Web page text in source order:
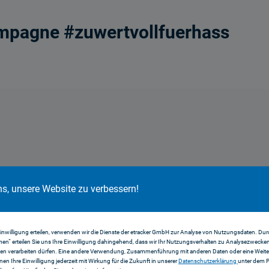
unsere Website zu verbessern!
erteilen, verwenden wir die Dienste der etracker GmbH zur Analyse von Nutzungsdaten.
erteilen Sie uns Ihre Einwilligung dahingehend, dass wir Ihr Nutzungsverhalten zu
verarbeiten dürfen. Eine andere Verwendung, Zusammenführung mit anderen Daten oder eine
Ihre Einwilligung jederzeit mit Wirkung für die Zukunft in unsererDatenschutzerklärung unter dem
#zuwertvollfuerhass
werden - klicken Sie auf die
zu, dass mit der Nutzung Daten